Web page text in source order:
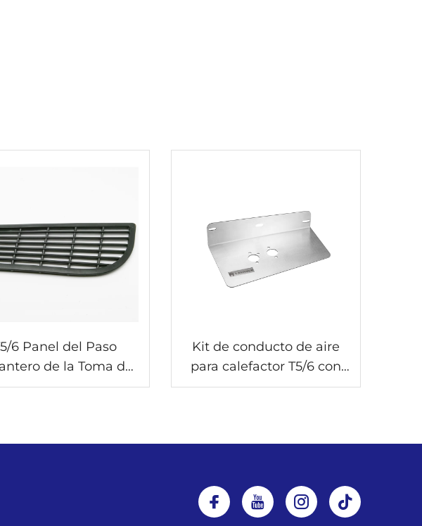
6 Panel del Paso
de la Toma de
Aire
Kit de conducto de aire
para calefactor T5/6 con
soporte - personalizado